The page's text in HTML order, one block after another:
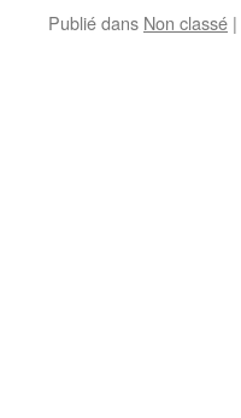
Publié dans Non classé |